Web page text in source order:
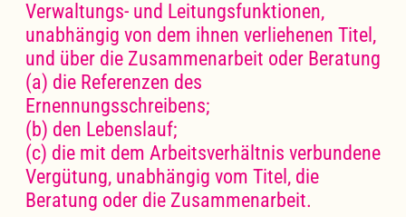
Verwaltungs- und Leitungsfunktionen,
unabhängig von dem ihnen verliehenen Titel,
und über die Zusammenarbeit oder Beratung
(a) die Referenzen des
Ernennungsschreibens;
(b) den Lebenslauf;
(c) die mit dem Arbeitsverhältnis verbundene
Vergütung, unabhängig vom Titel, die
Beratung oder die Zusammenarbeit.